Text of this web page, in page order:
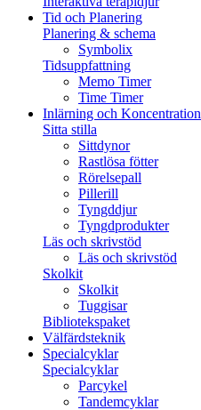
Tid och Planering
Planering & schema
Symbolix
Tidsuppfattning
Memo Timer
Time Timer
Inlärning och Koncentration
Sitta stilla
Sittdynor
Rastlösa fötter
Rörelsepall
Pillerill
Tyngddjur
Tyngdprodukter
Läs och skrivstöd
Läs och skrivstöd
Skolkit
Skolkit
Tuggisar
Bibliotekspaket
Välfärdsteknik
Specialcyklar
Specialcyklar
Parcykel
Tandemcyklar